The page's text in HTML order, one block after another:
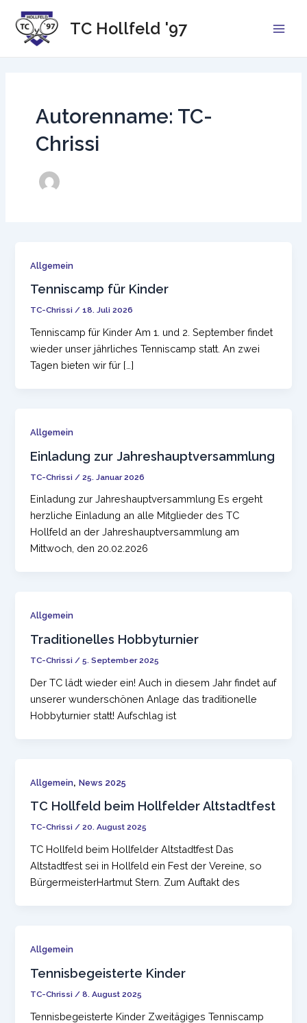
Inhalt
springen
TC Hollfeld '97
Autorenname: TC-
Chrissi
Allgemein
Tenniscamp für Kinder
TC-Chrissi/18. Juli 2026
Tenniscamp für Kinder Am 1. und 2. September findet
wieder unser jährliches Tenniscamp statt. An zwei
Tagen bieten wir für […]
Allgemein
Einladung zur Jahreshauptversammlung
TC-Chrissi / 25. Januar 2026
Einladung zur Jahreshauptversammlung Es ergeht
herzliche Einladung an alle Mitglieder des TC
Hollfeld an der Jahreshauptversammlung am
Mittwoch, den 20.02.2026
Allgemein
Traditionelles Hobbyturnier
TC-Chrissi/5. September 2025
Der TC lädt wieder ein! Auch in diesem Jahr findet auf
unserer wunderschönen Anlage das traditionelle
Hobbyturnier statt! Aufschlag ist
Allgemein,News 2025
TC Hollfeld beim Hollfelder Altstadtfest
TC-Chrissi/20. August 2025
TC Hollfeld beim Hollfelder Altstadtfest Das
Altstadtfest sei in Hollfeld ein Fest der Vereine, so
BürgermeisterHartmut Stern. Zum Auftakt des
Allgemein
Tennisbegeisterte Kinder
TC-Chrissi /8. August 2025
Tennisbegeisterte Kinder Zweitägiges Tenniscamp